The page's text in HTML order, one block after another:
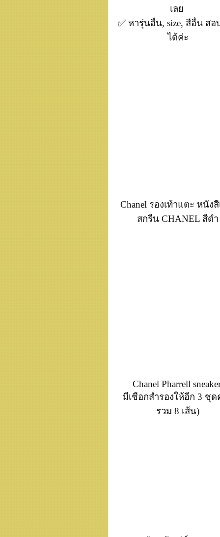
เลย
✅ หารุ่นอื่น, size, สีอื่น สอ
ได้ค่ะ
Chanel รองเท้าแตะ หนัง
สกรีน CHANEL สีดำ
Chanel Pharrell
มีเชือกสำรองให้อีก 3 ชุด
รวม 8 เส้น)